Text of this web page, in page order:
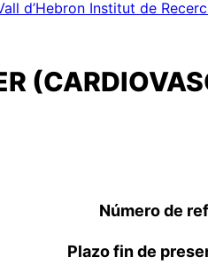
d’Hebron Institut de
Número de
Plazo fin de